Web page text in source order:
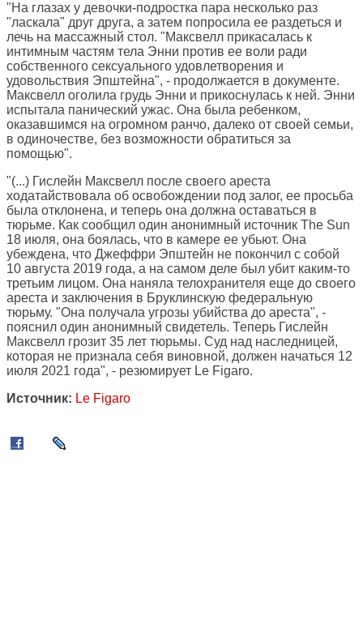
"На глазах у девочки-подростка пара несколько раз
"ласкала" друг друга, а затем попросила ее раздеться и
лечь на массажный стол. "Максвелл прикасалась к
интимным частям тела Энни против ее воли ради
собственного сексуального удовлетворения и
удовольствия Эпштейна", - продолжается в документе.
Максвелл оголила грудь Энни и прикоснулась к ней. Энни
испытала панический ужас. Она была ребенком,
оказавшимся на огромном ранчо, далеко от своей семьи,
в одиночестве, без возможности обратиться за
помощью".
"(...) Гислейн Максвелл после своего ареста
ходатайствовала об освобождении под залог, ее просьба
была отклонена, и теперь она должна оставаться в
тюрьме. Как сообщил один анонимный источник The Sun
18 июля, она боялась, что в камере ее убьют. Она
убеждена, что Джеффри Эпштейн не покончил с собой
10 августа 2019 года, а на самом деле был убит каким-то
третьим лицом. Она наняла телохранителя еще до своего
ареста и заключения в Бруклинскую федеральную
тюрьму. "Она получала угрозы убийства до ареста", -
пояснил один анонимный свидетель. Теперь Гислейн
Максвелл грозит 35 лет тюрьмы. Суд над наследницей,
которая не признала себя виновной, должен начаться 12
июля 2021 года", - резюмирует Le Figaro.
Источник: Le Figaro